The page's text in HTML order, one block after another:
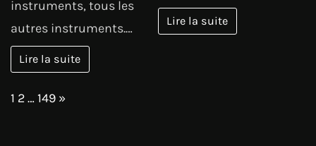
instruments, tous les
autres instruments.…
Lire la suite
Lire la suite
Page:
1 2…149 Next
»